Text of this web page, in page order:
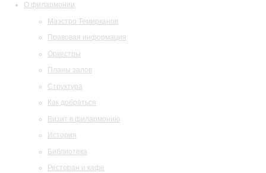
О филармонии
Маэстро Темирканов
Правовая информация
Оркестры
Планы залов
Структура
Как добраться
Визит в филармонию
История
Библиотека
Ресторан и кафе